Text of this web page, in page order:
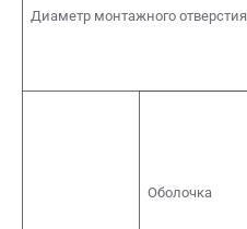
Диаметр монтажного отверстия
Оболочка